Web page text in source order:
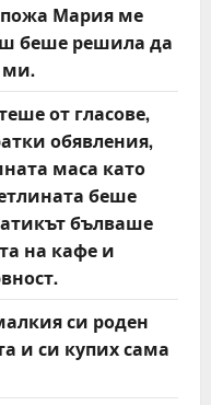
Мария ме
беше решила да
ми.
от гласове,
обявления,
маса като
беше
бълваше
на кафе и
си роден
и си купих сама